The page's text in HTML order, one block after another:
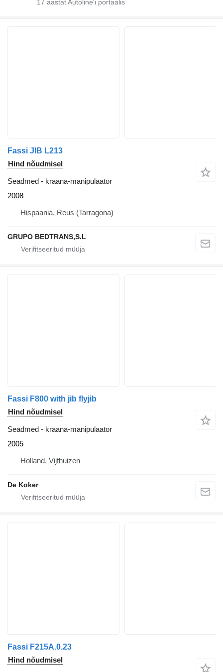
17 aastat Autoline'i portaalis
Fassi JIB L213
Hind nõudmisel
Seadmed - kraana-manipulaator
2008
Hispaania, Reus (Tarragona)
GRUPO BEDTRANS,S.L
Fassi F800 with jib flyjib
Hind nõudmisel
Seadmed - kraana-manipulaator
2005
Holland, Vijfhuizen
De Koker
Fassi F215A.0.23
Hind nõudmisel